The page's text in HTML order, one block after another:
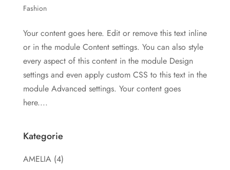
Fashion
Your content goes here. Edit or remove this text inline
or in the module Content settings. You can also style
every aspect of this content in the module Design
settings and even apply custom CSS to this text in the
module Advanced settings. Your content goes
here....
Kategorie
AMELIA (4)